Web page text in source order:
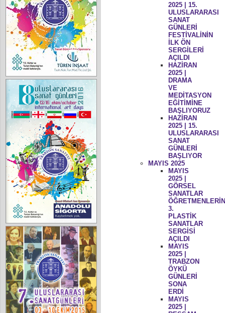
2025 | 15.
ULUSLARARASI
SANAT
GÜNLERİ
FESTİVALİNİN
İLK ÖN
SERGİLERİ
AÇILDI
HAZİRAN
2025 |
DRAMA
VE
MEDİTASYON
EĞİTİMİNE
BAŞLIYORUZ
HAZİRAN
2025 | 15.
ULUSLARARASI
SANAT
GÜNLERİ
BAŞLIYOR
MAYIS 2025
MAYIS
2025 |
GÖRSEL
SANATLAR
3.
PLASTİK
SANATLAR
SERGİSİ
AÇILDI
MAYIS
2025 |
TRABZON
ÖYKÜ
GÜNLERİ
SONA
ERDİ
MAYIS
2025 |